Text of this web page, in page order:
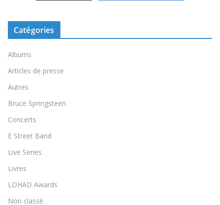
Catégories
Albums
Articles de presse
Autres
Bruce Springsteen
Concerts
E Street Band
Live Series
Livres
LOHAD Awards
Non classé